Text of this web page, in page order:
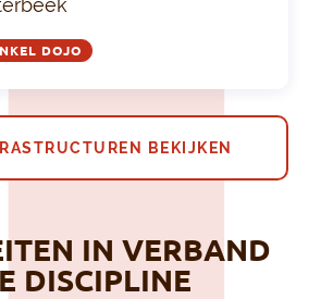
DOJO
BEKIJKEN
IN VERBAND
DISCIPLINE